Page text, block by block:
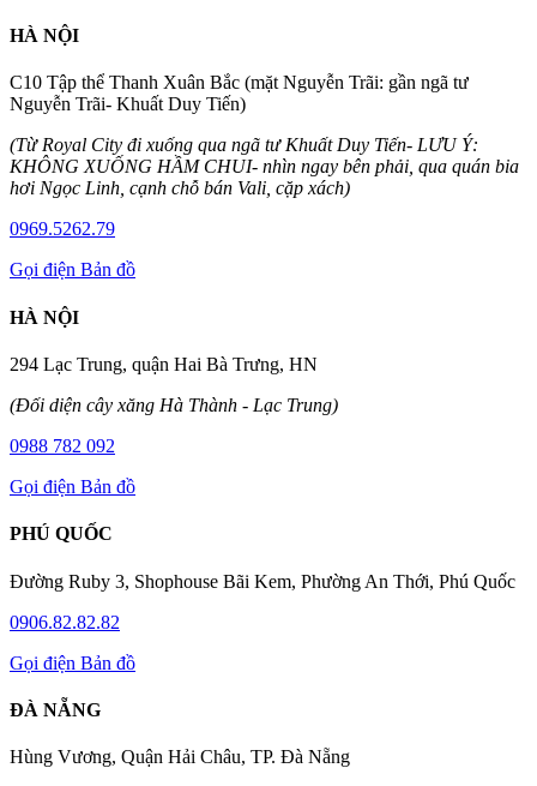
HÀ NỘI
C10 Tập thể Thanh Xuân Bắc (mặt Nguyễn Trãi: gần ngã tư
Nguyễn Trãi- Khuất Duy Tiến)
(Từ Royal City đi xuống qua ngã tư Khuất Duy Tiến- LƯU Ý:
KHÔNG XUỐNG HẦM CHUI- nhìn ngay bên phải, qua quán bia
hơi Ngọc Linh, cạnh chỗ bán Vali, cặp xách)
0969.5262.79
Gọi điện Bản đồ
HÀ NỘI
294 Lạc Trung, quận Hai Bà Trưng, HN
(Đối diện cây xăng Hà Thành - Lạc Trung)
0988 782 092
Gọi điện Bản đồ
PHÚ QUỐC
Đường Ruby 3, Shophouse Bãi Kem, Phường An Thới, Phú Quốc
0906.82.82.82
Gọi điện Bản đồ
ĐÀ NẴNG
Hùng Vương, Quận Hải Châu, TP. Đà Nẵng